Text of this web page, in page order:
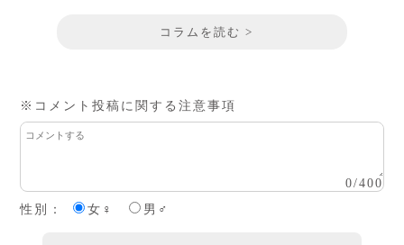
コラムを読む >
※コメント投稿に関する注意事項
0/400
性別：
女♀ 男♂